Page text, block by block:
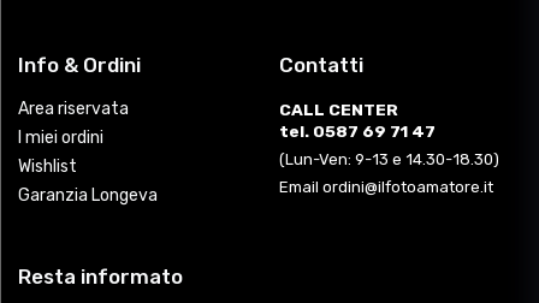
Info & Ordini
Area riservata
I miei ordini
Wishlist
Garanzia Longeva
Contatti
CALL CENTER
tel. 0587 69 71 47
(Lun-Ven: 9-13 e 14.30-18.30)
Email ordini@ilfotoamatore.it
Resta informato